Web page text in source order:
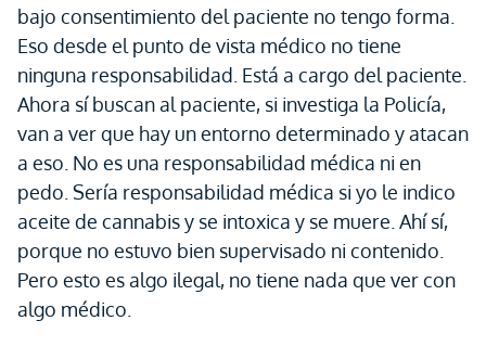
bajo consentimiento del paciente no tengo forma.
Eso desde el punto de vista médico no tiene
ninguna responsabilidad. Está a cargo del paciente.
Ahora sí buscan al paciente, si investiga la Policía,
van a ver que hay un entorno determinado y atacan
a eso. No es una responsabilidad médica ni en
pedo. Sería responsabilidad médica si yo le indico
aceite de cannabis y se intoxica y se muere. Ahí sí,
porque no estuvo bien supervisado ni contenido.
Pero esto es algo ilegal, no tiene nada que ver con
algo médico.